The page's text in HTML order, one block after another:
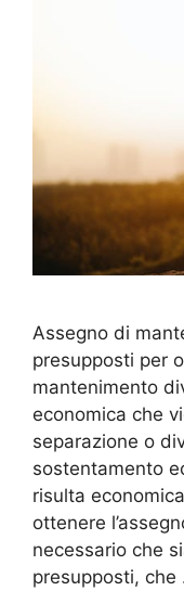
Assegno di
presupposti per
mantenimento
economica che
separazione o
sostentamento
risulta
ottenere
necessario che
presupposti, che